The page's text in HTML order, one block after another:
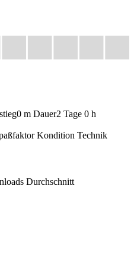
0 m Dauer2 Tage 0 h
Kondition Technik
Durchschnitt